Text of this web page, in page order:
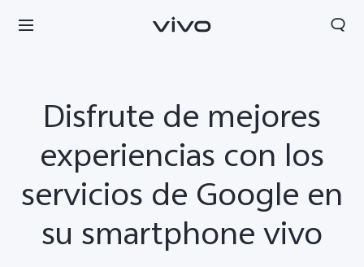
Disfrute de mejores
experiencias con los
servicios de Google en
su smartphone vivo